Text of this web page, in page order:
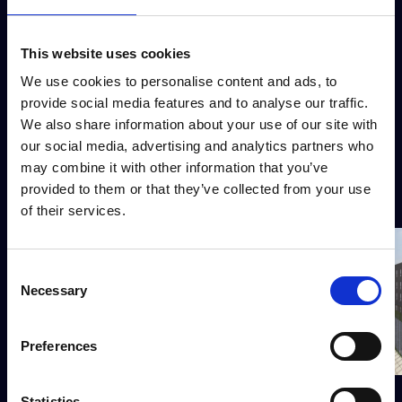
This website uses cookies
We use cookies to personalise content and ads, to
provide social media features and to analyse our traffic.
We also share information about your use of our site with
our social media, advertising and analytics partners who
may combine it with other information that you’ve
provided to them or that they’ve collected from your use
of their services.
Selection
Necessary
Preferences
arquitectónicos BIM, cada apartamento se recreó
exteriores, lo que permitió a los compradores
cada ventana. Las visitas se integraron totalmente
en el sitio web de Osebakken Park y se lanzaron
oficialmente a principios de febrero de 2022.